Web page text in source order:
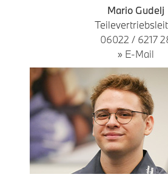
Mario Gudelj
06022 / 6217
» E-Mail